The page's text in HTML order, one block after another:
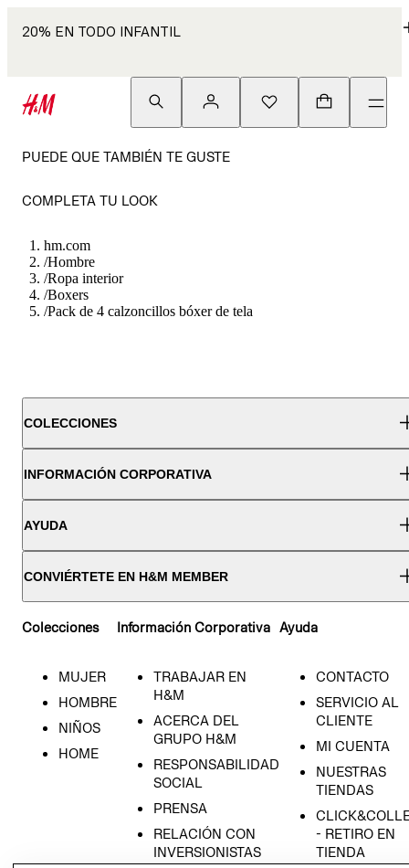
20% EN TODO INFANTIL
PUEDE QUE TAMBIÉN TE GUSTE
COMPLETA TU LOOK
hm.com
/Hombre
/Ropa interior
/Boxers
/Pack de 4 calzoncillos bóxer de tela
COLECCIONES
INFORMACIÓN CORPORATIVA
AYUDA
CONVIÉRTETE EN H&M MEMBER
Colecciones
MUJER
HOMBRE
NIÑOS
HOME
Información Corporativa
TRABAJAR EN
H&M
ACERCA DEL
GRUPO H&M
RESPONSABILIDAD
SOCIAL
PRENSA
RELACIÓN CON
INVERSIONISTAS
Ayuda
CONTACTO
SERVICIO AL
CLIENTE
MI CUENTA
NUESTRAS
TIENDAS
- RETIRO EN
TIENDA